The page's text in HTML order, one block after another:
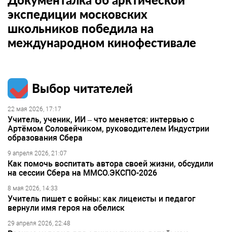
экспедиции московских
школьников победила на
международном кинофестивале
Выбор читателей
22 мая 2026, 17:17
Учитель, ученик, ИИ – что меняется: интервью с
Артёмом Соловейчиком, руководителем Индустрии
образования Сбера
9 апреля 2026, 21:07
Как помочь воспитать автора своей жизни, обсудили
на сессии Сбера на ММСО.ЭКСПО-2026
8 мая 2026, 14:33
Учитель пишет с войны: как лицеисты и педагог
вернули имя героя на обелиск
29 апреля 2026, 22:48